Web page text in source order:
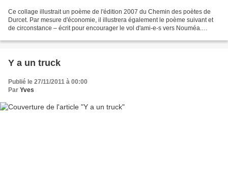
Ce collage illustrait un poème de l'édition 2007 du Chemin des poètes de
Durcet. Par mesure d'économie, il illustrera également le poème suivant et
de circonstance – écrit pour encourager le vol d'ami-e-s vers Nouméa.
Y a un truck
Publié le 27/11/2011 à 00:00
Par Yves